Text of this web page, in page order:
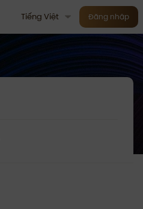
Tiếng Việt Đăng nhập